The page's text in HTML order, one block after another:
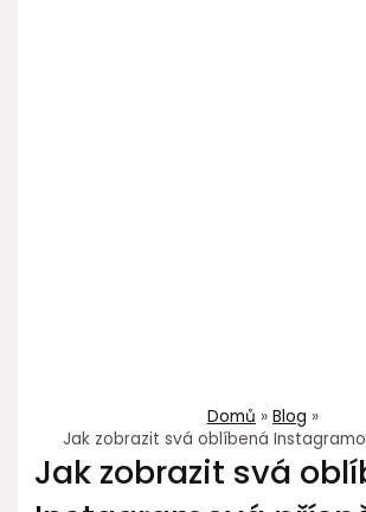
Domů
Blog
Jak zobrazit svá oblíbená
Jak zobrazit svá